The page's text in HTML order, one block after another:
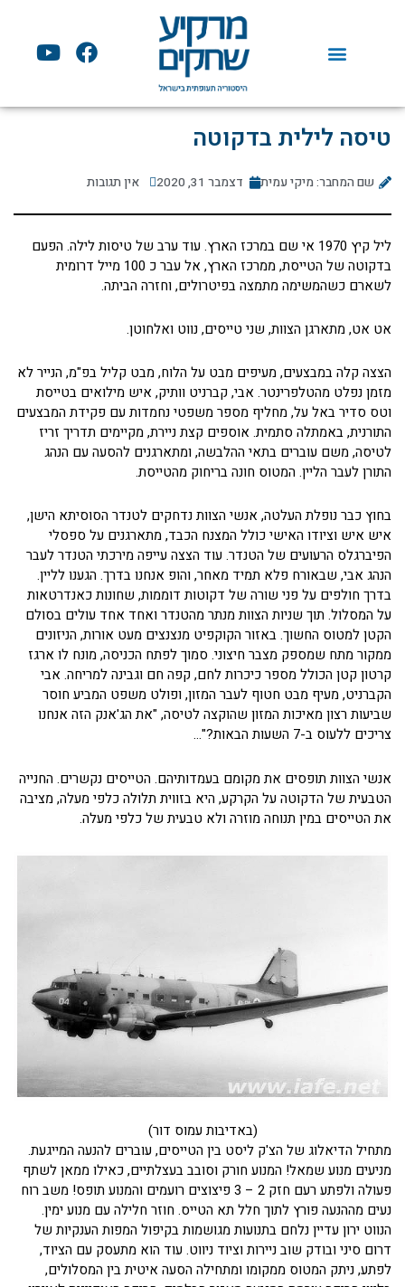
F
a
e
o
Y
o
t
טיסה לילית בדקוטה
שם המחבר: מיקי עמית דצמבר 31, 2020 אין תגובות
ליל קיץ 1970 אי שם במרכז הארץ. עוד ערב של טיסות לילה. הפעם
בדקוטה של הטייסת, ממרכז הארץ, אל עבר כ 100 מייל דרומית
לשארם כשהמשימה מתמצה בפיטרולים, וחזרה הביתה.
אט אט, מתארגן הצוות, שני טייסים, נווט ואלחוטן.
הצצה קלה במבצעים, מעיפים מבט על הלוח, מבט קליל בפ"מ, הנייר לא
מזמן נפלט מהטלפרינטר. אבי, קברניט וותיק, איש מילואים בטייסת
וטס סדיר באל על, מחליף מספר משפטי נחמדות עם פקידת המבצעים
התורנית, באמתלה סתמית. אוספים קצת ניירת, מקיימים תדריך זריז
לטיסה, משם עוברים בתאי ההלבשה, ומתארגנים להסעה עם הנהג
התורן לעבר הליין. המטוס חונה בריחוק מהטייסת.
בחוץ כבר נופלת העלטה, אנשי הצוות נדחקים לטנדר הסוסיתא הישן,
איש איש וציודו האישי כולל המצנח הכבד, מתארגנים על ספסלי
הפיברגלס הרעועים של הטנדר. עוד הצצה עייפה מירכתי הטנדר לעבר
הנהג אבי, שבאורח פלא תמיד מאחר, והופ אנחנו בדרך. הגענו לליין.
בדרך חולפים על פני שורה של דקוטות דוממות, שחונות כאנדרטאות
על המסלול. תוך שניות הצוות מנתר מהטנדר ואחד אחד עולים בסולם
הקטן למטוס החשוך. באזור הקוקפיט מנצנצים מעט אורות, הניזונים
ממקור מתח שמספק מצבר חיצוני. סמוך לפתח הכניסה, מונח לו ארגז
קרטון קטן הכולל מספר כיכרות לחם, קפה חם וגבינה למריחה. אבי
הקברניט, מעיף מבט חטוף לעבר המזון, ופולט משפט המביע חוסר
שביעות רצון מאיכות המזון שהוקצה לטיסה, "את הג'אנק הזה אנחנו
צריכים ללעוס ב-7 השעות הבאות?"…
אנשי הצוות תופסים את מקומם בעמדותיהם. הטייסים נקשרים. החנייה
הטבעית של הדקוטה על הקרקע, היא בזווית תלולה כלפי מעלה, מציבה
את הטייסים במין תנוחה מוזרה ולא טבעית של כלפי מעלה.
(באדיבות עמוס דור)
מתחיל הדיאלוג של הצ'ק ליסט בין הטייסים, עוברים להנעה המייגעת.
מניעים מנוע שמאל! המנוע חורק וסובב בעצלתיים, כאילו ממאן לשתף
פעולה ולפתע רעם חזק 2 – 3 פיצוצים רועמים והמנוע תופס! משב רוח
נעים מההנעה פורץ לתוך חלל תא הטייס. חוזר חלילה עם מנוע ימין.
הנווט ירון עדיין נלחם בתנועות מגושמות בקיפול המפות הענקיות של
דרום סיני ובודק שוב ניירות וציוד ניווט. עוד הוא מתעסק עם הציוד,
לפתע, ניתק המטוס ממקומו ומתחילה הסעה איטית בין המסלולים,